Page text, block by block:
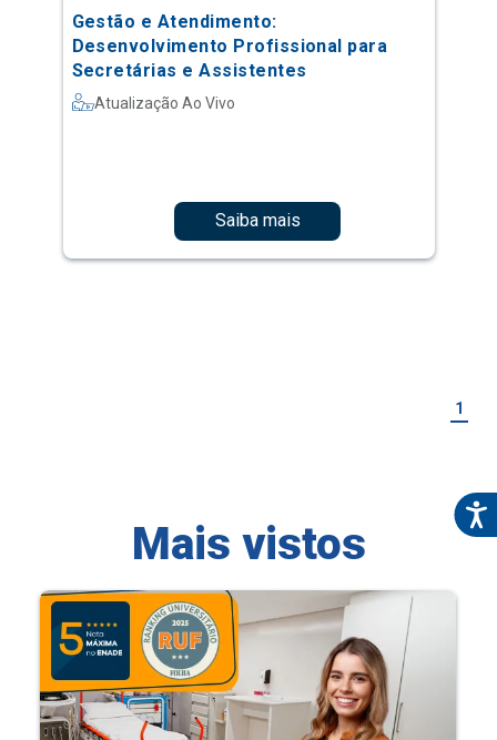
Gestão e Atendimento:
Desenvolvimento Profissional para
Secretárias e Assistentes
Atualização Ao Vivo
Saiba mais
1
Mais vistos